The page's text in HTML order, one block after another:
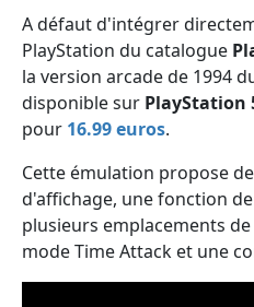
A défaut d'intégrer
PlayStation du catalogue
la version arcade de 1994
disponible sur PlayStation
pour 16.99 euros.
Cette émulation propose
d'affichage, une fonction
plusieurs emplacements
mode Time Attack et une